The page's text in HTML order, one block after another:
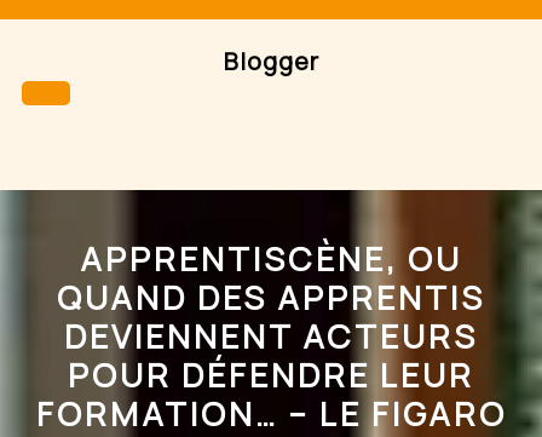
Blogger
Button
APPRENTISCÈNE, OU
QUAND DES APPRENTIS
DEVIENNENT ACTEURS
POUR DÉFENDRE LEUR
FORMATION… – LE FIGARO